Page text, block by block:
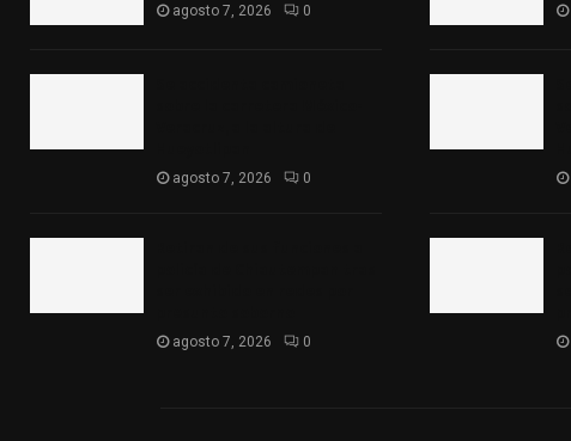
agosto 7, 2026 0
agosto 7, 2026 0
agosto 7, 2026 0